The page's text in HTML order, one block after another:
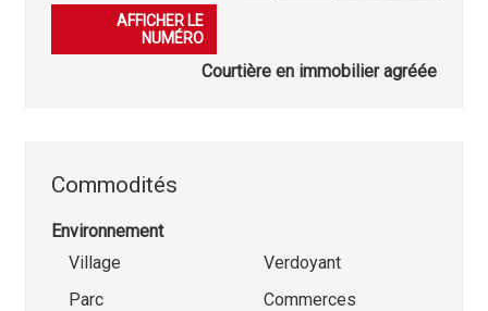
079 554 79 01
AFFICHER LE
NUMÉRO
Courtière en immobilier agréée
Commodités
Environnement
Village
Verdoyant
Parc
Commerces